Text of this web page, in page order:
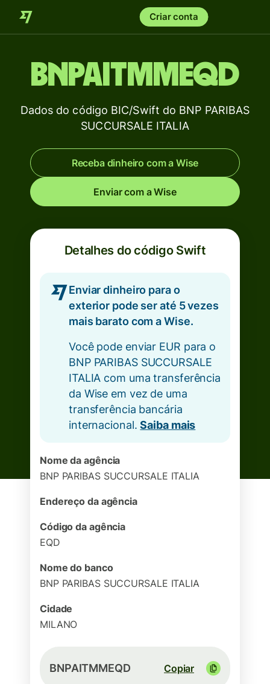
Criar conta
BNPAITMMEQD
Dados do código BIC/Swift do BNP PARIBAS
SUCCURSALE ITALIA
Receba dinheiro com a Wise
Enviar com a Wise
Detalhes do código Swift
Enviar dinheiro para o
exterior pode ser até 5 vezes
mais barato com a Wise.
Você pode enviar EUR para o
BNP PARIBAS SUCCURSALE
ITALIA com uma transferência
da Wise em vez de uma
transferência bancária
internacional.Saiba mais
Nome da agência
BNP PARIBAS SUCCURSALE ITALIA
Endereço da agência
Código da agência
EQD
Nome do banco
BNP PARIBAS SUCCURSALE ITALIA
Cidade
MILANO
BNPAITMMEQD Copiar